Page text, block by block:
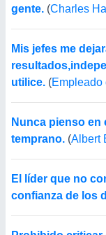
gente. (Charles
Mis jefes me
utilice. (Empleado
Nunca pienso
temprano. (Albert
El líder que no
confianza de los